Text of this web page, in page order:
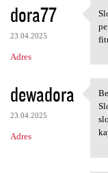
dora77
23.04.2025
Adres
dewadora
23.04.2025
Adres